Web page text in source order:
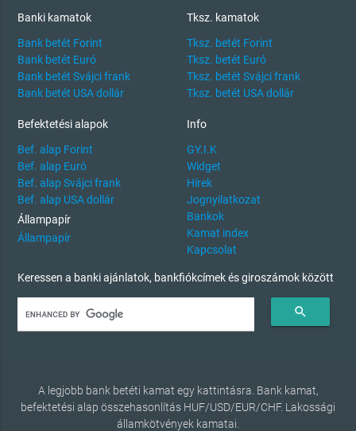
Banki kamatok
Bank betét Forint
Bank betét Euró
Bank betét Svájci frank
Bank betét USA dollár
Tksz. kamatok
Tksz. betét Forint
Tksz. betét Euró
Tksz. betét Svájci frank
Tksz. betét USA dollár
Befektetési alapok
Bef. alap Forint
Bef. alap Euró
Bef. alap Svájci frank
Bef. alap USA dollár
Állampapír
Állampapír
Info
GY.I.K
Widget
Hírek
Jognyilatkozat
Bankok
Kamat index
Kapcsolat
Keressen a banki ajánlatok, bankfiókcímek és giroszámok között
search
A legjobb bank betéti kamat egy kattintásra. Bank kamat,
befektetési alap összehasonlítás HUF/USD/EUR/CHF. Lakossági
államkötvények kamatai.